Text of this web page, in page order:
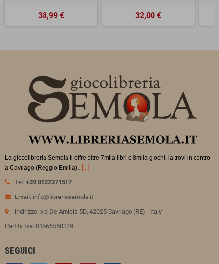
38,99 € 32,00 €
La giocolibreria Semola ti offre oltre 7mila libri e 8mila giochi, la trovi in centro
a Cavriago (Reggio Emilia).. [...]
Tel: +39 0522371517
Email: info@libreriasemola.it
indirizzo: via De Amicis 5D, 42025 Cavriago (RE) - Italy
Partita Iva: 01566550339
SEGUICI